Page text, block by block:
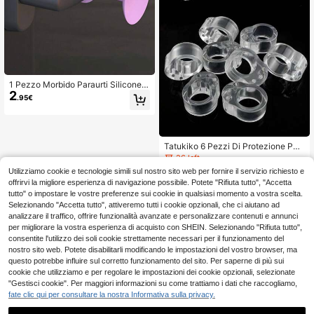
1 Pezzo Morbido Paraurti Silicone A
nti-collisione Per Maniglia Porta, Pa
raurti Pomello Porta Ammortizzator
2.95€
Tatukiko 6 Pezzi Di Protezione Par
aurti Per Maniglia Della Porta, Prote
zioni Murali, Fermaporta, Tampone
Per Cuscino
26 left
(1000+)
3.45€
Utilizziamo cookie e tecnologie simili sul nostro sito web per fornire il servizio richiesto e
offrirvi la migliore esperienza di navigazione possibile. Potete "Rifiuta tutto", "Accetta
tutto" o impostare le vostre preferenze sui cookie in qualsiasi momento a vostra scelta.
Selezionando "Accetta tutto", attiveremo tutti i cookie opzionali, che ci aiutano ad
analizzare il traffico, offrire funzionalità avanzate e personalizzare contenuti e annunci
per migliorare la vostra esperienza di acquisto con SHEIN. Selezionando "Rifiuta tutto",
consentite l'utilizzo dei soli cookie strettamente necessari per il funzionamento del
nostro sito web. Potete disabilitarli modificando le impostazioni del vostro browser, ma
questo potrebbe influire sul corretto funzionamento del sito. Per saperne di più sui
cookie che utilizziamo e per regolare le impostazioni dei cookie opzionali, selezionate
"Gestisci cookie". Per maggiori informazioni su come trattiamo i dati che raccogliamo,
fate clic qui per consultare la nostra Informativa sulla privacy.